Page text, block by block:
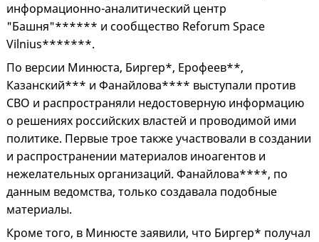
информационно-аналитический центр
"Башня"****** и сообщество Reforum Space
Vilnius*******.
По версии Минюста, Биргер*, Ерофеев**,
Казанский*** и Фанайлова**** выступали против
СВО и распространяли недостоверную информацию
о решениях российских властей и проводимой ими
политике. Первые трое также участвовали в создании
и распространении материалов иноагентов и
нежелательных организаций. Фанайлова****, по
данным ведомства, только создавала подобные
материалы.
Кроме того, в Минюсте заявили, что Биргер* получал